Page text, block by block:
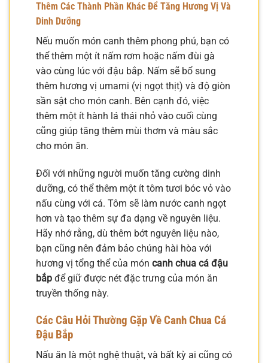
Thêm Các Thành Phần Khác Để Tăng Hương Vị Và
Dinh Dưỡng
Nếu muốn món canh thêm phong phú, bạn có
thể thêm một ít nấm rơm hoặc nấm đùi gà
vào cùng lúc với đậu bắp. Nấm sẽ bổ sung
thêm hương vị umami (vị ngọt thịt) và độ giòn
sần sật cho món canh. Bên cạnh đó, việc
thêm một ít hành lá thái nhỏ vào cuối cùng
cũng giúp tăng thêm mùi thơm và màu sắc
cho món ăn.
Đối với những người muốn tăng cường dinh
dưỡng, có thể thêm một ít tôm tươi bóc vỏ vào
nấu cùng với cá. Tôm sẽ làm nước canh ngọt
hơn và tạo thêm sự đa dạng về nguyên liệu.
Hãy nhớ rằng, dù thêm bớt nguyên liệu nào,
bạn cũng nên đảm bảo chúng hài hòa với
hương vị tổng thể của món canh chua cá đậu
bắp để giữ được nét đặc trưng của món ăn
truyền thống này.
Các Câu Hỏi Thường Gặp Về Canh Chua Cá
Đậu Bắp
Nấu ăn là một nghệ thuật, và bất kỳ ai cũng có